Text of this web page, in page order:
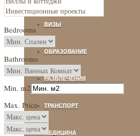
ВИЗЫ
ОБРАЗОВАНИЕ
РАЗВЛЕЧЕНИЯ
ТРАНСПОРТ
МЕДИЦИНА
Bedrooms
Bathrooms
Min. m2
Max. Price